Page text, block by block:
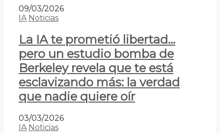
09/03/2026
IA Noticias
La IA te prometió libertad…
pero un estudio bomba de
Berkeley revela que te está
esclavizando más: la verdad
que nadie quiere oír
03/03/2026
IA Noticias